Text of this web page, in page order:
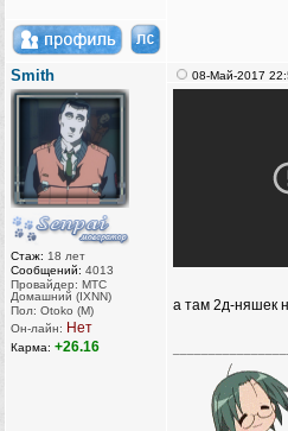
Smith
Стаж: 18 лет
Сообщений: 4013
Провайдер: МТС
Домашний (IXNN)
Пол: Otoko (M)
Он-лайн: Нет
Карма: +26.16
08-Май-2017
а там 2д-няшек